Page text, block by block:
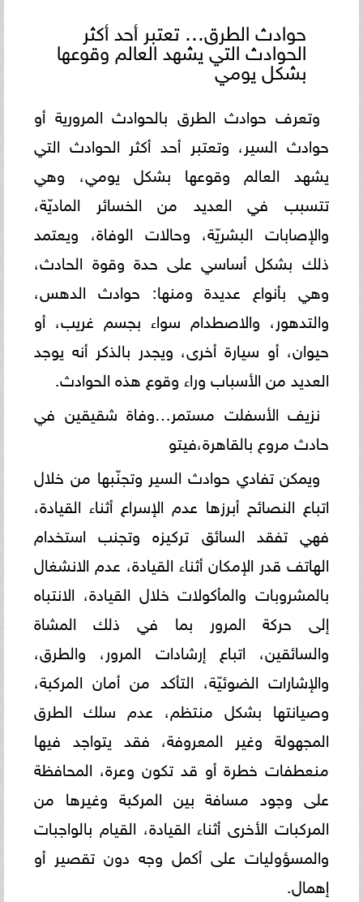
حوادث الطرق… تعتبر أحد أكثر
الحوادث التي يشهد العالم وقوعها
بشكل يومي
وتعرف حوادث الطرق بالحوادث المرورية أو
حوادث السير، وتعتبر أحد أكثر الحوادث التي
يشهد العالم وقوعها بشكل يومي، وهي
تتسبب في العديد من الخسائر الماديّة،
والإصابات البشريّة، وحالات الوفاة، ويعتمد
ذلك بشكل أساسي على حدة وقوة الحادث،
وهي بأنواع عديدة ومنها: حوادث الدهس،
والتدهور، والاصطدام سواء بجسم غريب، أو
حيوان، أو سيارة أخرى، ويجدر بالذكر أنه يوجد
العديد من الأسباب وراء وقوع هذه الحوادث.
نزيف الأسفلت مستمر…وفاة شقيقين في
حادث مروع بالقاهرة،فيتو
ويمكن تفادي حوادث السير وتجنّبها من خلال
اتباع النصائح أبرزها عدم الإسراع أثناء القيادة،
فهي تفقد السائق تركيزه وتجنب استخدام
الهاتف قدر الإمكان أثناء القيادة، عدم الانشغال
بالمشروبات والمأكولات خلال القيادة، الانتباه
إلى حركة المرور بما في ذلك المشاة
والسائقين، اتباع إرشادات المرور، والطرق،
والإشارات الضوئيّة، التأكد من أمان المركبة،
وصيانتها بشكل منتظم، عدم سلك الطرق
المجهولة وغير المعروفة، فقد يتواجد فيها
منعطفات خطرة أو قد تكون وعرة، المحافظة
على وجود مسافة بين المركبة وغيرها من
المركبات الأخرى أثناء القيادة، القيام بالواجبات
والمسؤوليات على أكمل وجه دون تقصير أو
إهمال.